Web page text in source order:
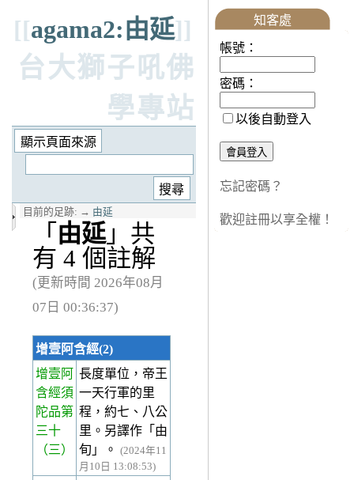
[[agama2:由延]]
台大獅子吼佛
學專站
目前的足跡: → 由延
「 由延」共
有 4 個註解
(更新時間 2026年08月
07日 00:36:37)
增壹阿含經(2)
增壹阿
含經須
陀品第
三十
（三）
長度單位，帝王
一天行軍的里
程，約七、八公
里。另譯作「由
旬」。
(2024年11
月10日 13:08:53)
知客處
帳號：
密碼：
以後自動登入
忘記密碼？
歡迎註冊以享全權！